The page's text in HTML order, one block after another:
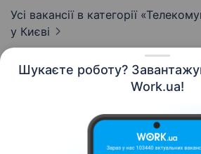
Шукаєте роботу?
Work.ua!
Усі вакансії в категорії
у Києві